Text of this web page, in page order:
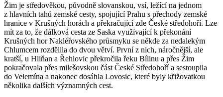
Žim je středověkou, původně slovanskou, vsí, ležící na jednom
z hlavních tahů zemské cesty, spojující Prahu s přechody zemské
hranice v Krušných horách a překračující zde České středohoří. Lze
mít za to, že dálková cesta ze Saska využívající k překonání
Krušných hor Nakléřovského průsmyku se někde za nedalekým
Chlumcem rozdělila do dvou větví. První z nich, náročnější, ale
kratší, u Hliňan a Řehlovic překročila řeku Bílinu a přes Žim
pokračovala přes milešovskou část České Středohoří a sestoupila
do Velemína a nakonec dosáhla Lovosic, které byly křižovatkou
několika dalších významných cest.